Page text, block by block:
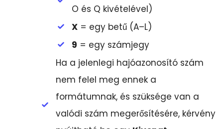
O és Q kivételével)
X = egy betű (A–L)
9 = egy számjegy
Ha a jelenlegi hajóazonosító szám
nem felel meg ennek a
formátumnak, és szüksége van a
valódi szám megerősítésére, kérvény